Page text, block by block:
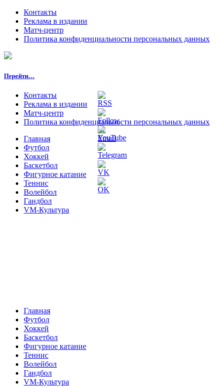
Контакты
Реклама в издании
Матч-центр
Политика конфиденциальности персональных данных
Перейти…
Контакты
Реклама в издании
Матч-центр
Политика конфиденциальности персональных данных
Главная
Футбол
Хоккей
Баскетбол
Фигурное катание
Теннис
Волейбол
Гандбол
VM-Культура
Главная
Футбол
Хоккей
Баскетбол
Фигурное катание
Теннис
Волейбол
Гандбол
VM-Культура